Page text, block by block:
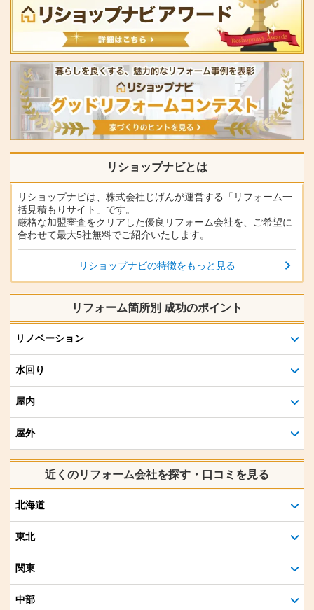
リショップナビとは
リショップナビは、株式会社じげんが運営する「リフォーム一
括見積もりサイト」です。
厳格な加盟審査をクリアした優良リフォーム会社を、ご希望に
合わせて最大5社無料でご紹介いたします。
リショップナビの特徴をもっと見る
リフォーム箇所別 成功のポイント
リノベーション
水回り
屋内
屋外
近くのリフォーム会社を探す・口コミを見る
北海道
東北
関東
中部